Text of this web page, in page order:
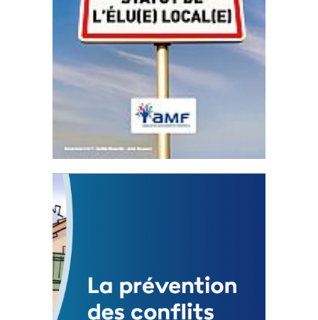
Statut de l’élu local
3 avril 2024
Mise à jour avril 2024 233075 Total 0 Votes
FEUILLETER